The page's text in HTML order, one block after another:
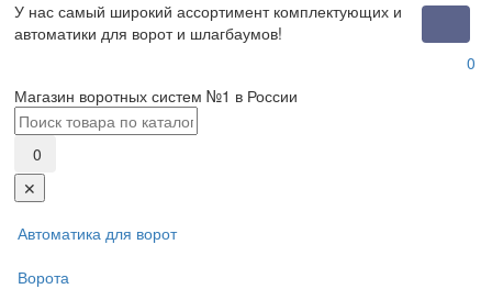
У нас самый широкий ассортимент комплектующих и
автоматики для ворот и шлагбаумов!
0
Магазин воротных систем №1 в России
0
✕
Автоматика для ворот
Ворота